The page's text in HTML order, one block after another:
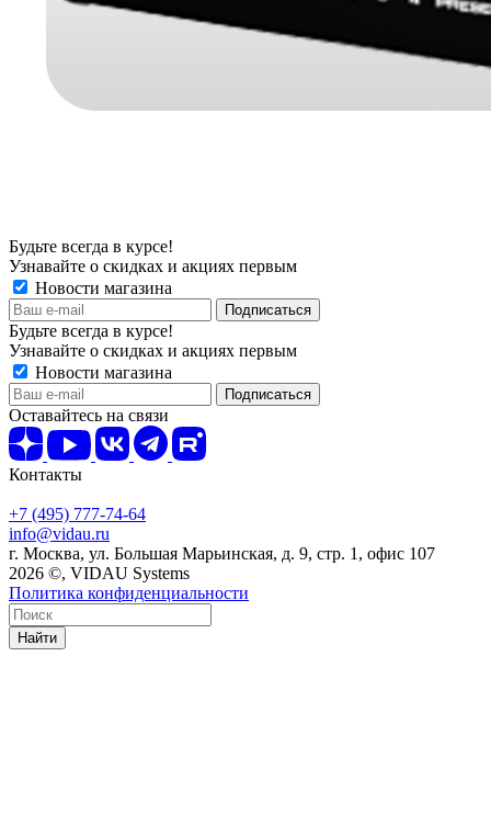
Будьте всегда в курсе!
Узнавайте о скидках и акциях первым
Новости магазина
Будьте всегда в курсе!
Узнавайте о скидках и акциях первым
Новости магазина
Оставайтесь на связи
Контакты
+7 (495) 777-74-64
info@vidau.ru
г. Москва, ул. Большая Марьинская, д. 9, стр. 1, офис 107
2026 ©, VIDAU Systems
Политика конфиденциальности
Найти